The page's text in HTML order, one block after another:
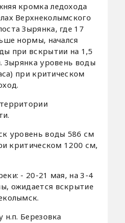
кромка ледохода
Верхнеколымского
Зырянка, где 17
нормы, начался
при вскрытии на 1,5
Зырянка уровень воды
при критическом
уровень воды 586 см
критическом 1200 см,
- 20-21 мая, на 3-4
ожидается вскрытие
н.п. Березовка